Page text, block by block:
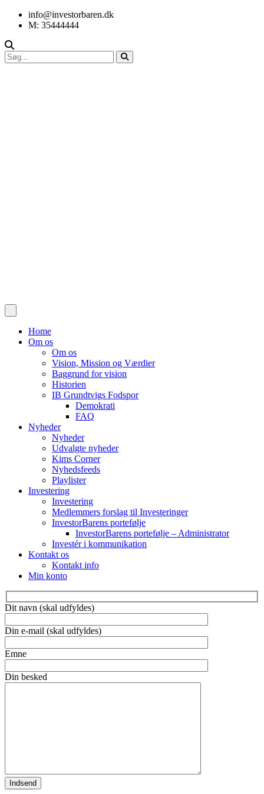
info@investorbaren.dk
M: 35444444
Home
Om os
Om os
Vision, Mission og Værdier
Baggrund for vision
Historien
IB Grundtvigs Fodspor
Demokrati
FAQ
Nyheder
Nyheder
Udvalgte nyheder
Kims Corner
Nyhedsfeeds
Playlister
Investering
Investering
Medlemmers forslag til Investeringer
InvestorBarens portefølje
InvestorBarens portefølje – Administrator
Investér i kommunikation
Kontakt os
Kontakt info
Min konto
Dit navn (skal udfyldes)
Din e-mail (skal udfyldes)
Emne
Din besked